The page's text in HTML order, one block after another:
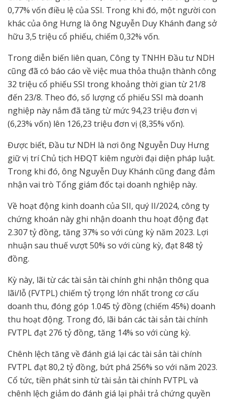
0,77% vốn điều lệ của SSI. Trong khi đó, một người con
khác của ông Hưng là ông Nguyễn Duy Khánh đang sở
hữu 3,5 triệu cổ phiếu, chiếm 0,32% vốn.
Trong diễn biến liên quan, Công ty TNHH Đầu tư NDH
cũng đã có báo cáo về việc mua thỏa thuận thành công
32 triệu cổ phiếu SSI trong khoảng thời gian từ 21/8
đến 23/8. Theo đó, số lượng cổ phiếu SSI mà doanh
nghiệp này nắm đã tăng từ mức 94,23 triệu đơn vị
(6,23% vốn) lên 126,23 triệu đơn vị (8,35% vốn).
Được biết, Đầu tư NDH là nơi ông Nguyễn Duy Hưng
giữ vị trí Chủ tịch HĐQT kiêm người đại diện pháp luật.
Trong khi đó, ông Nguyễn Duy Khánh cũng đang đảm
nhận vai trò Tổng giám đốc tại doanh nghiệp này.
Về hoạt động kinh doanh của SII, quý II/2024, công ty
chứng khoán này ghi nhận doanh thu hoạt động đạt
2.307 tỷ đồng, tăng 37% so với cùng kỳ năm 2023. Lợi
nhuận sau thuế vượt 50% so với cùng kỳ, đạt 848 tỷ
đồng.
Kỳ này, lãi từ các tài sản tài chính ghi nhận thông qua
lãi/lỗ (FVTPL) chiếm tỷ trọng lớn nhất trong cơ cấu
doanh thu, đóng góp 1.045 tỷ đồng (chiếm 45%) doanh
thu hoạt động. Trong đó, lãi bán các tài sản tài chính
FVTPL đạt 276 tỷ đồng, tăng 14% so với cùng kỳ.
Chênh lệch tăng về đánh giá lại các tài sản tài chính
FVTPL đạt 80,2 tỷ đồng, bứt phá 256% so với năm 2023.
Cổ tức, tiền phát sinh từ tài sản tài chính FVTPL và
chênh lệch giảm do đánh giá lại phải trả chứng quyền